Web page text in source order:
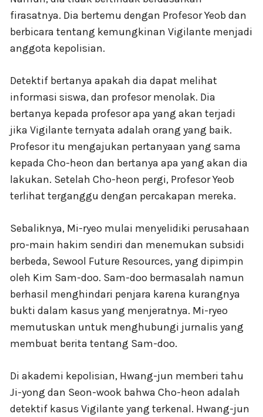
firasatnya. Dia bertemu dengan Profesor Yeob dan
berbicara tentang kemungkinan Vigilante menjadi
anggota kepolisian.
Detektif bertanya apakah dia dapat melihat
informasi siswa, dan profesor menolak. Dia
bertanya kepada profesor apa yang akan terjadi
jika Vigilante ternyata adalah orang yang baik.
Profesor itu mengajukan pertanyaan yang sama
kepada Cho-heon dan bertanya apa yang akan dia
lakukan. Setelah Cho-heon pergi, Profesor Yeob
terlihat terganggu dengan percakapan mereka.
Sebaliknya, Mi-ryeo mulai menyelidiki perusahaan
pro-main hakim sendiri dan menemukan subsidi
berbeda, Sewool Future Resources, yang dipimpin
oleh Kim Sam-doo. Sam-doo bermasalah namun
berhasil menghindari penjara karena kurangnya
bukti dalam kasus yang menjeratnya. Mi-ryeo
memutuskan untuk menghubungi jurnalis yang
membuat berita tentang Sam-doo.
Di akademi kepolisian, Hwang-jun memberi tahu
Ji-yong dan Seon-wook bahwa Cho-heon adalah
detektif kasus Vigilante yang terkenal. Hwang-jun